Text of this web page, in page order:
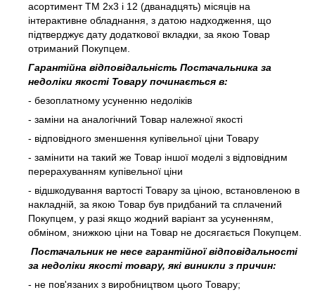
асортимент ТМ 2х3 і 12 (дванадцять) місяців на
інтерактивне обладнання, з датою надходження, що
підтверджує дату додаткової вкладки, за якою Товар
отриманий Покупцем.
Гарантійна відповідальність Постачальника за
недоліки якості Товару починається в:
- безоплатному усуненню недоліків
- заміни на аналогічний Товар належної якості
- відповідного зменшення купівельної ціни Товару
- замінити на такий же Товар іншої моделі з відповідним
перерахуванням купівельної ціни
- відшкодування вартості Товару за ціною, встановленою в
накладній, за якою Товар був придбаний та сплачений
Покупцем, у разі якщо жодний варіант за усуненням,
обміном, знижкою ціни на Товар не досягається Покупцем.
Постачальник не несе гарантійної відповідальності
за недоліки якості товару, які виникли з причин:
- не пов'язаних з виробництвом цього Товару;